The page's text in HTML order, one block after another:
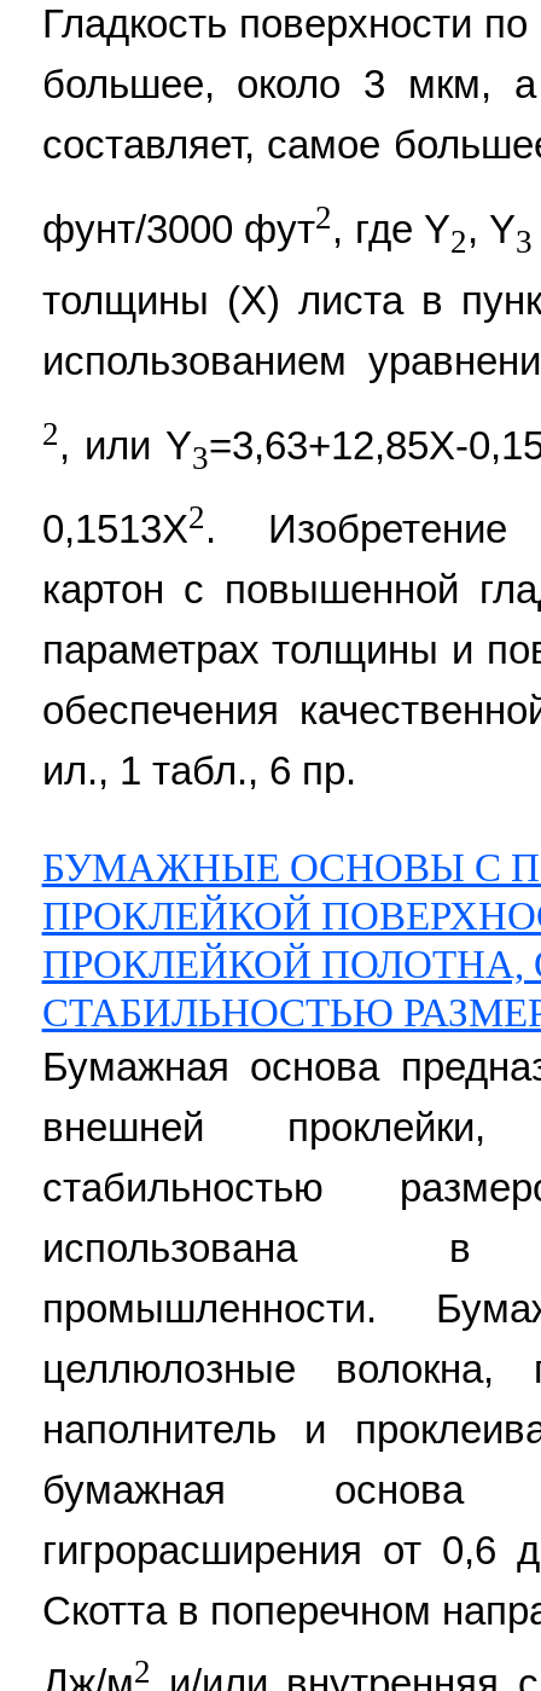
Гладкость поверхности
большее, около 3 мкм, а
составляет, самое
фунт/3000 фут2, где Y2, Y3
толщины (X) листа в
использованием
2, или Y3=3,63+12,85X-
0,1513X2. Изобретение
картон с повышенной
параметрах толщины и
обеспечения
ил., 1 табл., 6 пр.
БУМАЖНЫЕ ОСНОВЫ С
ПРОКЛЕЙКОЙ
ПРОКЛЕЙКОЙ
СТАБИЛЬНОСТЬЮ
Бумажная основа
внешней
стабильностью
использована в
промышленности.
целлюлозные
наполнитель и
бумажная основа
гигрорасширения от 0,6
Скотта в поперечном
2